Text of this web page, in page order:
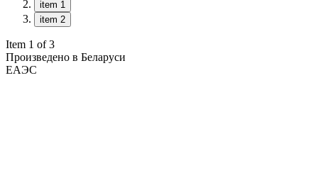
item 1
item 2
Item 1 of 3
Произведено в Беларуси
ЕАЭС